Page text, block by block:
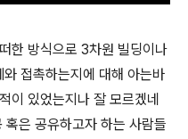
한 방식으로 3차원 빌딩이나
접촉하는지에 대해 아는바
이 있었는지나 잘 모르겠네
은 공유하고자 하는 사람들